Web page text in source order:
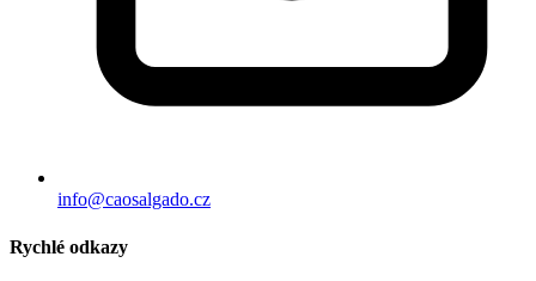
info@caosalgado.cz
Rychlé odkazy